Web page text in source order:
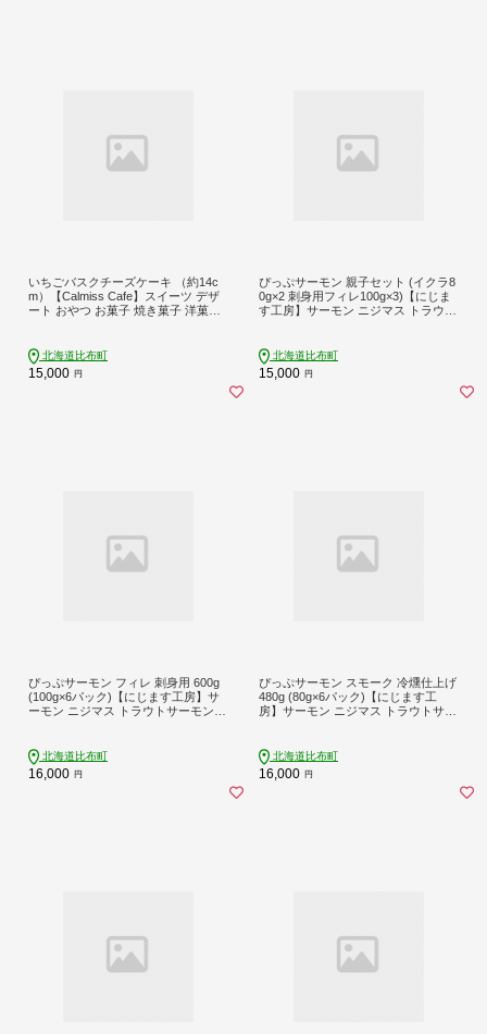
いちごバスクチーズケーキ （約14c
m）【Calmiss Cafe】スイーツ デザ
ート おやつ お菓子 焼き菓子 洋菓子
北海道比布町
15,000 円
ぴっぷサーモン 親子セット (イクラ8
0g×2 刺身用フィレ100g×3)【にじま
す工房】サーモン ニジマス トラウト
加工品 小分け 便利 北海道 比布町 ぴ
っぷ 1009-004
北海道比布町
15,000 円
ぴっぷサーモン フィレ 刺身用 600g
(100g×6パック)【にじます工房】サ
ーモン ニジマス トラウトサーモン
ぷ 1009-003
北海道比布町
16,000 円
ぴっぷサーモン スモーク 冷燻仕上げ
480g (80g×6パック)【にじます工
房】サーモン ニジマス トラウトサー
ぴっぷ 1009-002
北海道比布町
16,000 円